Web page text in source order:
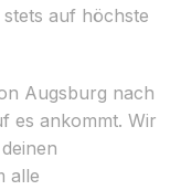
auf höchste
Augsburg nach
es ankommt. Wir
alle